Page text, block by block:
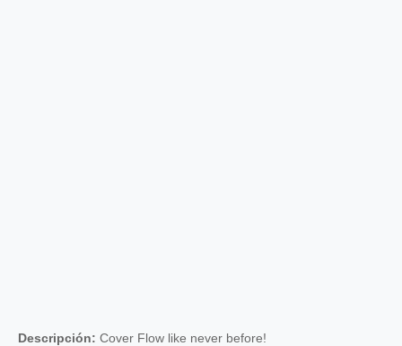
Descripción: Cover Flow like never before!